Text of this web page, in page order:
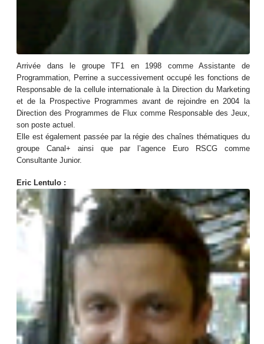
Arrivée dans le groupe TF1 en 1998 comme Assistante de
Programmation, Perrine a successivement occupé les fonctions de
Responsable de la cellule internationale à la Direction du Marketing
et de la Prospective Programmes avant de rejoindre en 2004 la
Direction des Programmes de Flux comme Responsable des Jeux,
son poste actuel.
Elle est également passée par la régie des chaînes thématiques du
groupe Canal+ ainsi que par l’agence Euro RSCG comme
Consultante Junior.
Eric Lentulo :